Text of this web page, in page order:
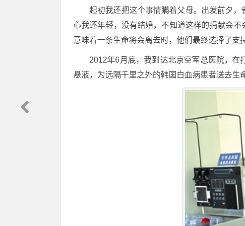
起初我还把这个事情瞒着父母。出发前夕
心我还年轻，没有结婚，不知道这样的捐献会
意味着一条生命将会离去时，他们最终选择了支
2012年6月底，我到达北京空军总医院，
悬液，为远隔千里之外的韩国白血病患者送去生